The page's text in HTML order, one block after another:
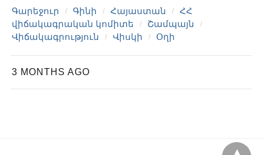
Գարեջուր Գինի Հայաստան
ՀՀ
վիճակագրական կոմիտե
Շամպայն
Վիճակագրություն
Վիսկի Օղի
3 MONTHS AGO